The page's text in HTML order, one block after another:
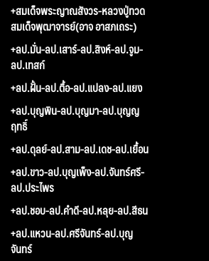
+สมเด็จพระญาณสังวร-หลวงปู่ทวด
สมเด็จพุฒาจารย์(อาจ อาสภเถระ)
+ลป.มั่น-ลป.เสาร์-ลป.สิงห์-ลป.จูม-
ลป.เทสก์
+ลป.ฝั้น-ลป.ตื้อ-ลป.แปลง-ลป.แยง
+ลป.บุญพิน-ลป.บุญมา-ลป.บุญญ
ฤทธิ์
+ลป.ดุลย์-ลป.สาม-ลป.เดช-ลป.เยื้อน
+ลป.ขาว-ลป.บุญเพ็ง-ลป.จันทร์ศรี-
ลป.ประไพร
+ลป.ชอบ-ลป.คำดี-ลป.หลุย-ลป.สีธน
+ลป.แหวน-ลป.ศรีจันทร์-ลป.บุญ
จันทร์